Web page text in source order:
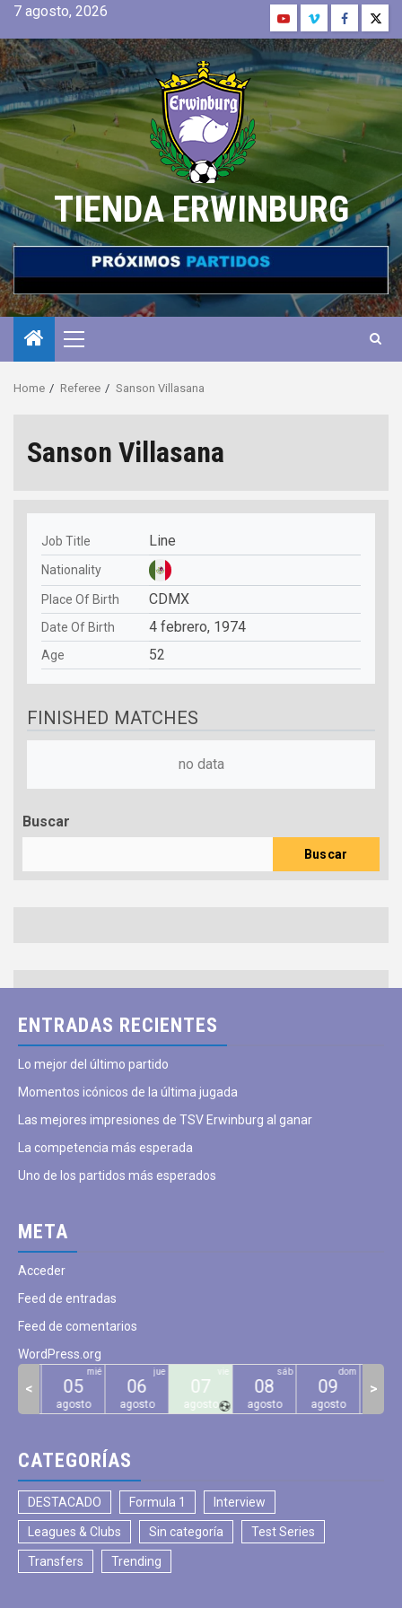
7 agosto, 2026
TIENDA ERWINBURG
Home Referee Sanson Villasana
Sanson Villasana
Job Title Line
Nationality
Place Of Birth CDMX
Date Of Birth 4 febrero, 1974
Age 52
FINISHED MATCHES
no data
Buscar
Buscar
ENTRADAS RECIENTES
Lo mejor del último partido
Momentos icónicos de la última jugada
Las mejores impresiones de TSV Erwinburg al ganar
La competencia más esperada
Uno de los partidos más esperados
META
Acceder
Feed de entradas
Feed de comentarios
WordPress.org
05
agosto
mié
06
agosto
jue
07
agosto
vie
08
agosto
sáb
09
agosto
dom
< >
CATEGORÍAS
DESTACADO Formula 1 Interview
Leagues & Clubs Sin categoría Test Series
Transfers Trending